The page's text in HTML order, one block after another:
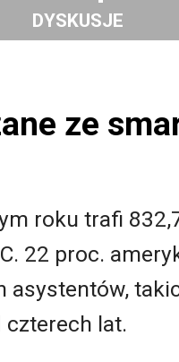
DYSKUSJE
ze
roku trafi
22 proc.
czterech lat.